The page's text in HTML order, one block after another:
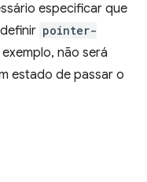
especificar que
pointer-
não será
estado de passar o